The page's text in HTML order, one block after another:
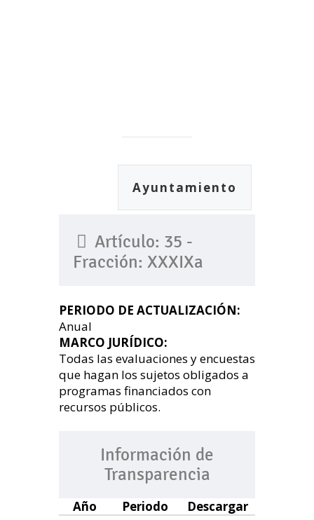
Ayuntamiento
Artículo: 35 -
Fracción: XXXIXa
PERIODO DE ACTUALIZACIÓN:
Anual
MARCO JURÍDICO:
Todas las evaluaciones y encuestas
que hagan los sujetos obligados a
programas financiados con
recursos públicos.
Información de
Transparencia
Año Periodo Descargar